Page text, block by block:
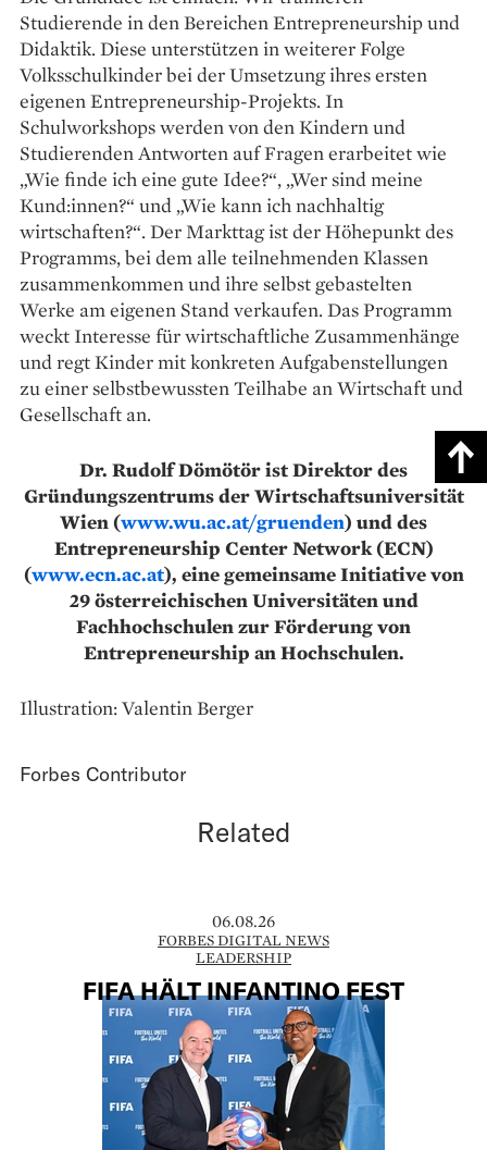
Studierende in den Bereichen Entrepreneurship und
Didaktik. Diese unter­stützen in weiterer Folge
Volksschulkinder bei der Umsetzung ihres ersten
eigenen Entrepreneurship-Projekts. In
Schulworkshops werden von den Kindern und
Studierenden Antworten auf Fragen erarbeitet wie
„Wie finde ich eine gute Idee?“, „Wer sind meine
Kund:innen?“ und „Wie kann ich nachhaltig
wirtschaften?“. Der Markttag ist der Höhepunkt des
Programms, bei dem alle teilnehmenden Klassen
zusammenkommen und ihre selbst gebastelten
Werke am eigenen Stand verkaufen. Das Programm
weckt Interesse für wirtschaftliche Zusammenhänge
und regt Kinder mit konkreten Aufgabenstellungen
zu einer selbstbewussten Teilhabe an Wirtschaft und
Gesellschaft an.
Dr. Rudolf Dömötör ist Direktor des
Gründungszentrums der Wirtschaftsuniversität
Wien (www.wu.ac.at/gruenden) und des
Entrepreneurship Center Network (ECN)
(www.ecn.ac.at), eine gemeinsame Initiative von
29 österreichischen Universitäten und
Fachhochschulen zur Förderung von
Entrepreneurship an Hochschulen.
Illustration: Valentin Berger
Forbes Contributor
Related
06.08.26
FORBES DIGITAL NEWS
LEADERSHIP
FIFA HÄLT INFANTINO FEST